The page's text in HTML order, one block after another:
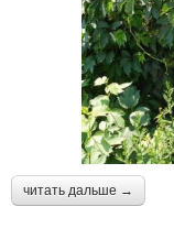
читать дальше →